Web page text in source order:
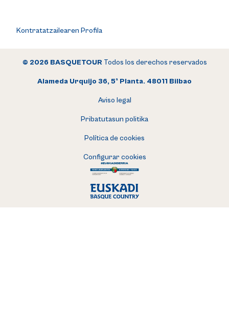
Kontratatzailearen Profila
© 2026 BASQUETOURTodos los derechos reservados
Alameda Urquijo 36, 5ª Planta. 48011 Bilbao
Aviso legal
Pribatutasun politika
Política de cookies
Configurar cookies